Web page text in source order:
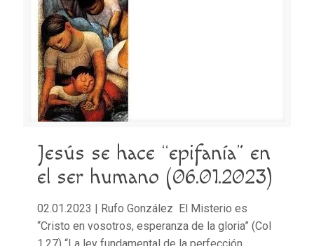
Jesús se hace “epifanía” en
el ser humano (06.01.2023)
02.01.2023 | Rufo González El Misterio es
“Cristo en vosotros, esperanza de la gloria” (Col